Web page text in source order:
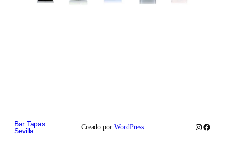
Bar Tapas
Sevilla
Creado porWordPress Instagram